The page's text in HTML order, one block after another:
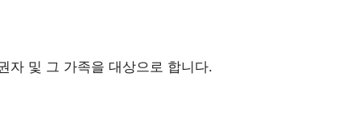
자 및 그 가족을 대상으로 합니다.